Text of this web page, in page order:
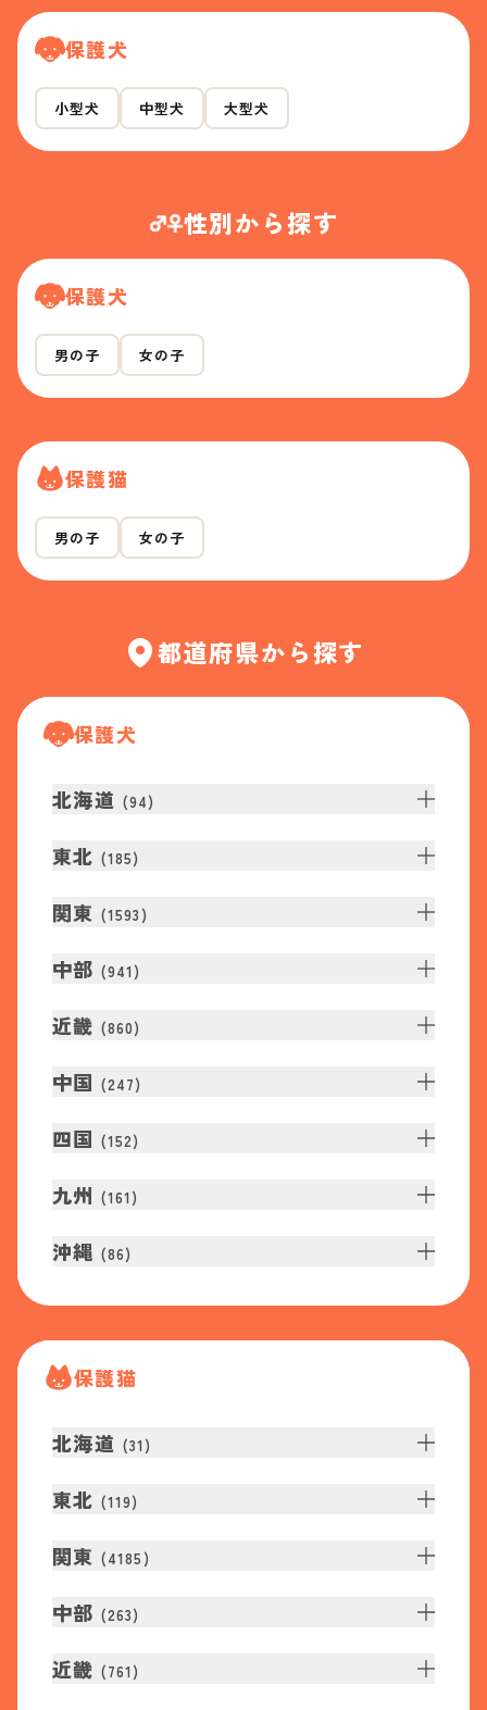
保護犬
小型犬 中型犬 大型犬
性別から探す
保護犬
男の子 女の子
保護猫
男の子 女の子
都道府県から探す
保護犬
北海道 (94)
東北 (185)
関東 (1593 )
中部 (941 )
近畿 (860)
中国 (247)
四国 (152)
九州 (161 )
沖縄 (86)
保護猫
北海道 (31 )
東北 (119)
関東 (4185 )
中部 (263)
近畿 (761 )